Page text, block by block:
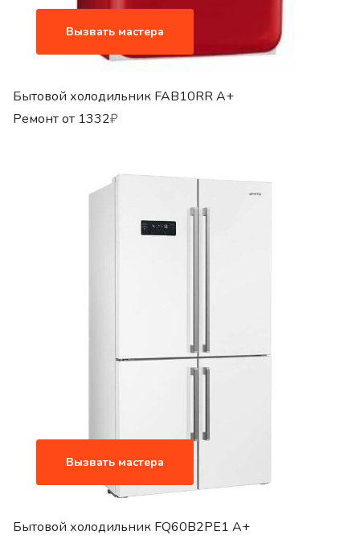
Вызвать мастера
Бытовой холодильник FAB10RR A+
Ремонт от 1332₽
Вызвать мастера
Бытовой холодильник FQ60B2PE1 A+